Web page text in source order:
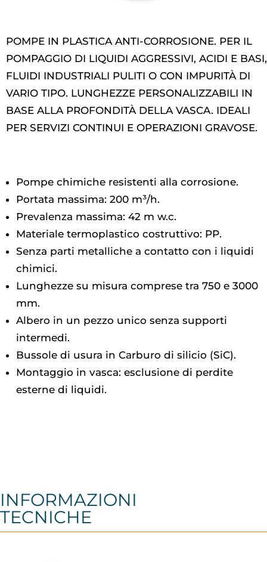
POMPE IN PLASTICA ANTI-CORROSIONE. PER IL
POMPAGGIO DI LIQUIDI AGGRESSIVI, ACIDI E BASI,
FLUIDI INDUSTRIALI PULITI O CON IMPURITÀ DI
VARIO TIPO. LUNGHEZZE PERSONALIZZABILI IN
BASE ALLA PROFONDITÀ DELLA VASCA. IDEALI
PER SERVIZI CONTINUI E OPERAZIONI GRAVOSE.
Pompe chimiche resistenti alla corrosione.
Portata massima: 200 m³/h.
Prevalenza massima: 42 m w.c.
Materiale termoplastico costruttivo: PP.
Senza parti metalliche a contatto con i liquidi
chimici.
Lunghezze su misura comprese tra 750 e 3000
mm.
Albero in un pezzo unico senza supporti
intermedi.
Bussole di usura in Carburo di silicio (SiC).
Montaggio in vasca: esclusione di perdite
esterne di liquidi.
INFORMAZIONI
TECNICHE